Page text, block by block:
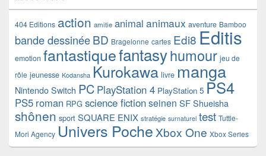
404 Editions action amitie animal animaux aventure Bamboo
bande dessinéeBD Bragelonne cartes Edi8 Editis
emotion fantastiquefantasyhumour jeu de
rôle jeunesse Kodansha Kurokawa livre manga
Nintendo Switch PC PlayStation 4 PlayStation 5 PS4
PS5 roman RPG science fictionseinen SF Shueisha
shônen sport SQUARE ENIX stratégie surnaturel test Tuttle-
Mori Agency Univers Poche Xbox One Xbox Series